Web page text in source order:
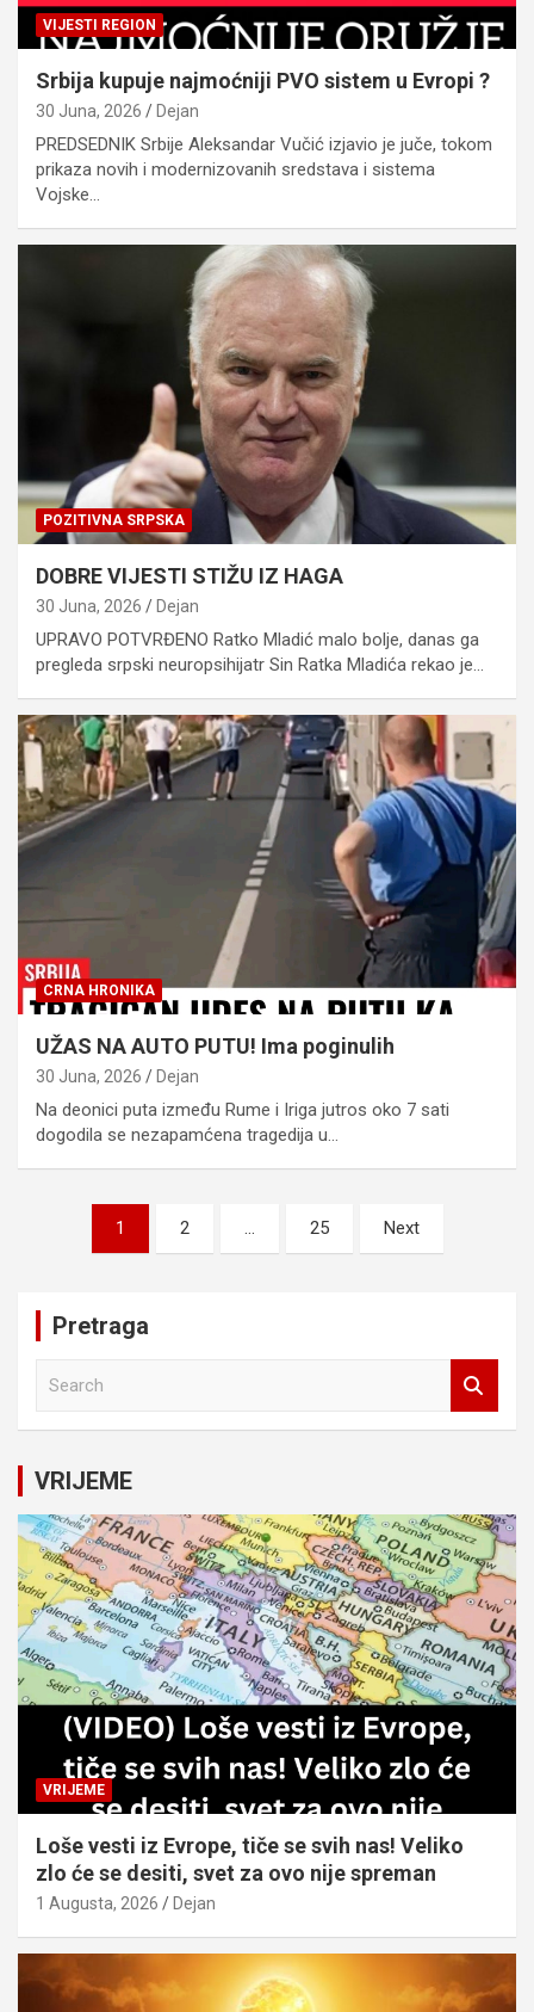
VIJESTI REGION
Srbija kupuje najmoćniji PVO sistem u Evropi ?
30 Juna, 2026 Dejan
PREDSEDNIK Srbije Aleksandar Vučić izjavio je juče, tokom
prikaza novih i modernizovanih sredstava i sistema
Vojske…
POZITIVNA SRPSKA
DOBRE VIJESTI STIŽU IZ HAGA
30 Juna, 2026 Dejan
UPRAVO POTVRĐENO Ratko Mladić malo bolje, danas ga
pregleda srpski neuropsihijatr Sin Ratka Mladića rekao je…
CRNA HRONIKA
UŽAS NA AUTO PUTU! Ima poginulih
30 Juna, 2026 Dejan
Na deonici puta između Rume i Iriga jutros oko 7 sati
dogodila se nezapamćena tragedija u…
pagination
1 2 … 25 Next
Pretraga
c
h
VRIJEME
VRIJEME
Loše vesti iz Evrope, tiče se svih nas! Veliko
zlo će se desiti, svet za ovo nije spreman
1 Augusta, 2026 Dejan